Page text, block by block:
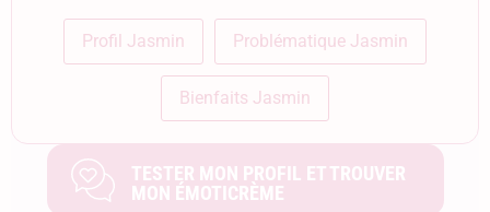
Profil Jasmin Problématique Jasmin
Bienfaits Jasmin
TESTER MON PROFIL ET TROUVER
MON ÉMOTICRÈME